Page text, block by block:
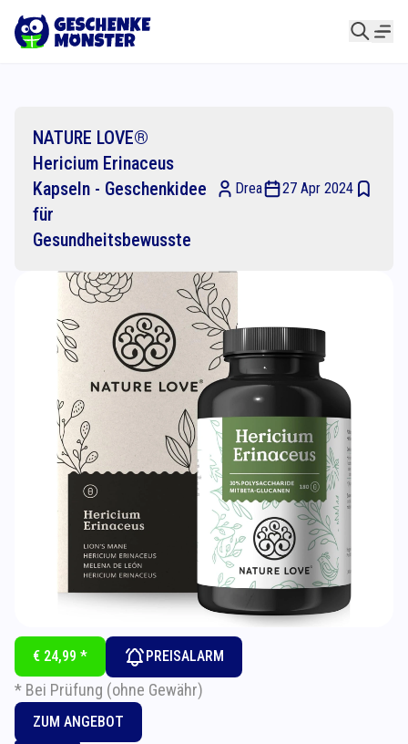
NATURE LOVE®
Hericium Erinaceus
Kapseln - Geschenkidee
für
Gesundheitsbewusste
Drea 27 Apr 2024
€ 24,99 * PREISALARM
* Bei Prüfung (ohne Gewähr)
ZUM ANGEBOT